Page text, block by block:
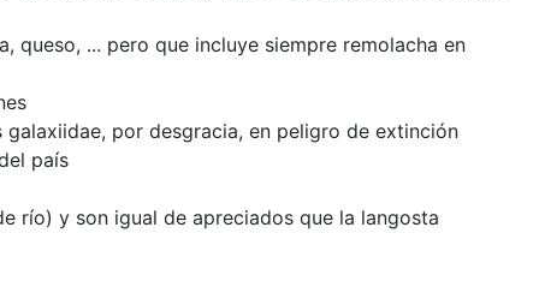
queso, ... pero que incluye siempre remolacha en
por desgracia, en peligro de extinción
país
río) y son igual de apreciados que la langosta